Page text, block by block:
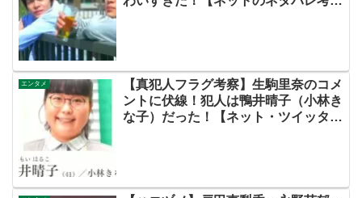
エンタメ
【真犯人フラグ考察】生駒里奈のコメ
ントに伏線！犯人は鴨井晴子（小林き
な子）だった！【ネット・ツイッター